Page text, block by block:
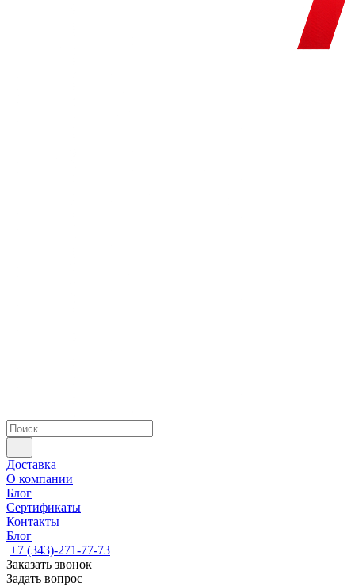
Доставка
О компании
Блог
Сертификаты
Контакты
Блог
+7 (343)-271-77-73
Заказать звонок
Задать вопрос